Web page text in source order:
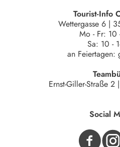
Tourist-Info
Wettergasse 6 |
Mo - Fr: 10
Sa: 10 -
an Feiertagen:
Ernst-Giller-Straße
Social